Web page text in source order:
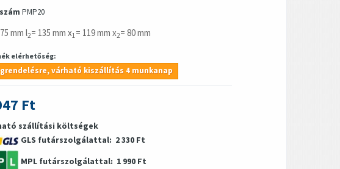
PMP20
mm l2= 135 mm x1= 119 mm x2= 80 mm
elérhetőség:
várható kiszállítás 4 munkanap
Ft
szállítási költségek
GLS futárszolgálattal: 2 330 Ft
MPL futárszolgálattal: 1 990 Ft